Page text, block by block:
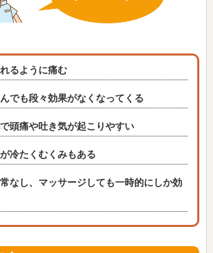
るように痛む
でも段々効果がなくなってくる
頭痛や吐き気が起こりやすい
冷たくむくみもある
なし、マッサージしても一時的にしか効